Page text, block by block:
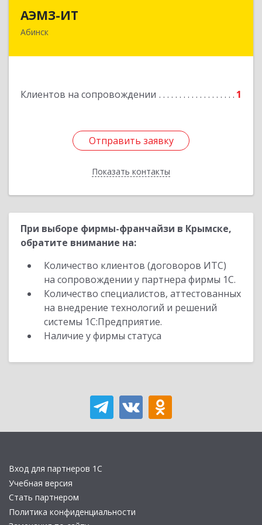
АЭМЗ-ИТ
Абинск
Клиентов на сопровождении 1
Отправить заявку
Показать контакты
353320, Краснодарский край, м.р-н Абинский,
Подробнее
Отправить заявку
Назад
При выборе фирмы-франчайзи в Крымске,
обратите внимание на:
Количество клиентов (договоров ИТС)
на сопровождении у партнера фирмы 1С.
Количество специалистов, аттестованных
на внедрение технологий и решений
системы 1С:Предприятие.
Наличие у фирмы статуса
Вход для партнеров 1С
Учебная версия
Стать партнером
Политика конфиденциальности